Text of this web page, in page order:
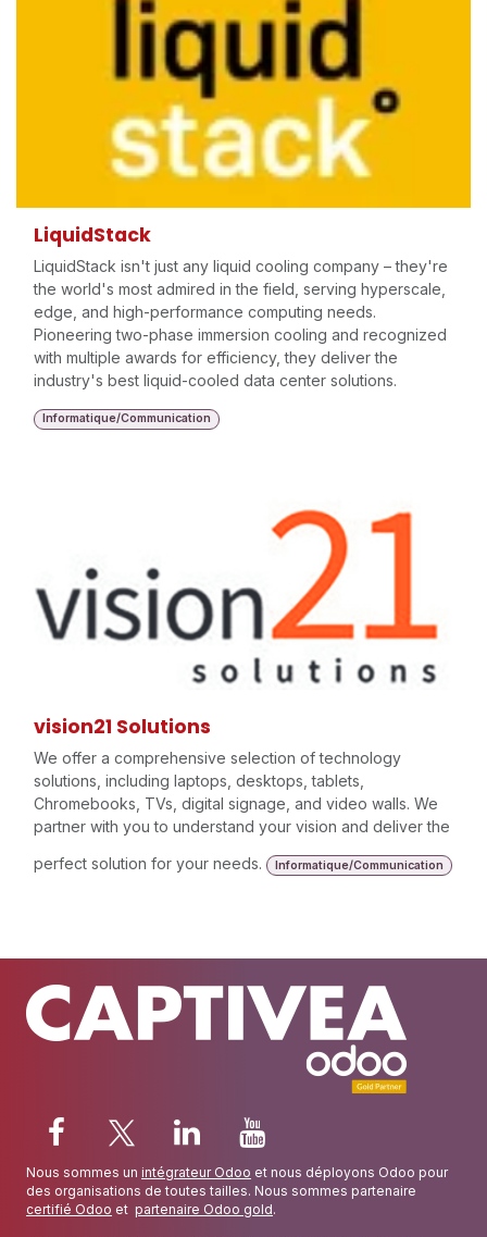
LiquidStack
LiquidStack isn't just any liquid cooling company – they're
the world's most admired in the field, serving hyperscale,
edge, and high-performance computing needs.
Pioneering two-phase immersion cooling and recognized
with multiple awards for efficiency, they deliver the
industry's best liquid-cooled data center solutions.
Informatique/Communication
vision21 Solutions
We offer a comprehensive selection of technology
solutions, including laptops, desktops, tablets,
Chromebooks, TVs, digital signage, and video walls. We
partner with you to understand your vision and deliver the
perfect solution for your needs.
Informatique/Communication
Nous sommes un intégrateur Odoo et nous déployons Odoo pour
des organisations de toutes tailles. Nous sommes partenaire
certifié Odoo et partenaire Odoo gold.